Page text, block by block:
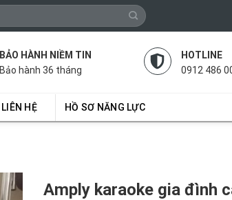
BẢO HÀNH NIỀM TIN
Bảo hành 36 tháng
HOTLINE
0912 486
LIÊN HỆ HỒ SƠ NĂNG LỰC
Amply karaoke gia đình